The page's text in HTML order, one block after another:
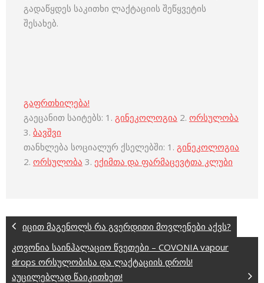
გადაწყდეს საკითხი ლაქტაციის შეწყვეტის
შესახებ.
გაფრთხილება!
გაეცანით საიტებს: 1. გინეკოლოგია 2. ორსულობა
3. ბავშვი
თანხლება სოციალურ ქსელებში: 1. გინეკოლოგია
2. ორსულობა 3. ექიმთა და ფარმაცევტთა კლუბი
იცით მაგენოლს რა გვერდითი მოვლენები აქვს?
კოვონია საინჰალაციო წვეთები – COVONIA vapour
drops ორსულობისა და ლაქტაციის დროს!
აუცილებლად წაიკითხეთ!